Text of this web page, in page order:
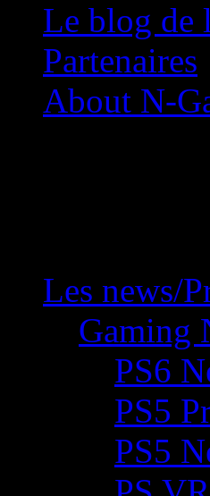
Le blog de
Partenaires
About N-
Les news/
Gaming
PS6
PS5
PS5